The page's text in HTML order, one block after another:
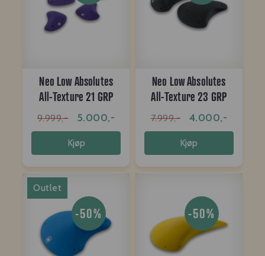
Neo Low Absolutes
All-Texture 21 GRP
9.999,- 5.000,-
Kjøp
Neo Low Absolutes
All-Texture 23 GRP
7.999,- 4.000,-
Kjøp
Outlet
-50% -50%